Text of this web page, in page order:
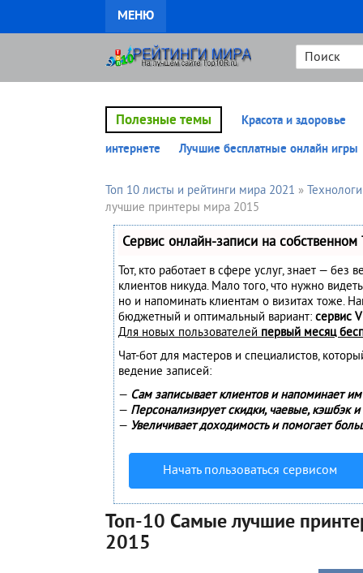
МЕНЮ
Полезные темы
Красота и здоровье
интернете
Лучшие бесплатные онлайн игры
Топ 10 листы и рейтинги мира 2021 »
лучшие принтеры мира 2015
Сервис онлайн-записи на
Тот, кто работает в сфере услуг, знает — без
клиентов никуда. Мало того, что нужно
но и напоминать клиентам о визитах тоже.
бюджетный и оптимальный вариант: сервис
Для новых пользователейпервый месяц
Чат-бот для мастеров и специалистов,
ведение записей:
— Сам записывает клиентов и напоминает
— Персонализирует скидки, чаевые, кэшбэк
— Увеличивает доходимость и помогает
Начать пользоваться сервисом
Топ-10 Самые лучшие
2015